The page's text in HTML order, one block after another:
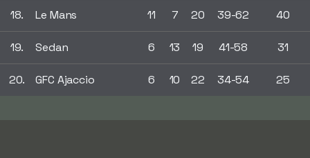
18. Le Mans 11 7 20 39-62 40
19. Sedan 6 13 19 41-58 31
20. GFC Ajaccio 6 10 22 34-54 25